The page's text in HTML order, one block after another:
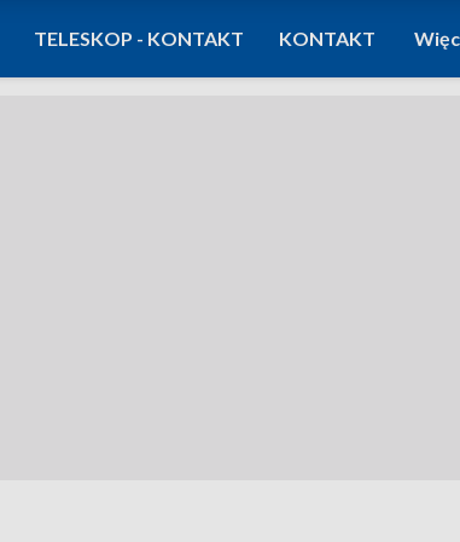
TELESKOP - KONTAKT KONTAKT